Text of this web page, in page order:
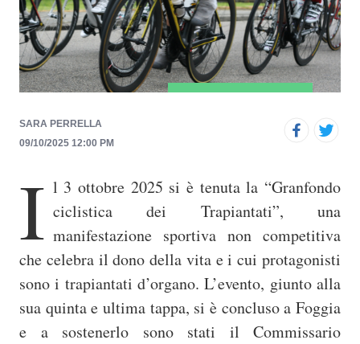
t
o
p
r
l
e
SARA PERRELLA
09/10/2025 12:00 PM
I l 3 ottobre 2025 si è tenuta la “Granfondo
ciclistica dei Trapiantati”, una
manifestazione sportiva non competitiva
che celebra il dono della vita e i cui protagonisti
sono i trapiantati d’organo. L’evento, giunto alla
sua quinta e ultima tappa, si è concluso a Foggia
e a sostenerlo sono stati il Commissario